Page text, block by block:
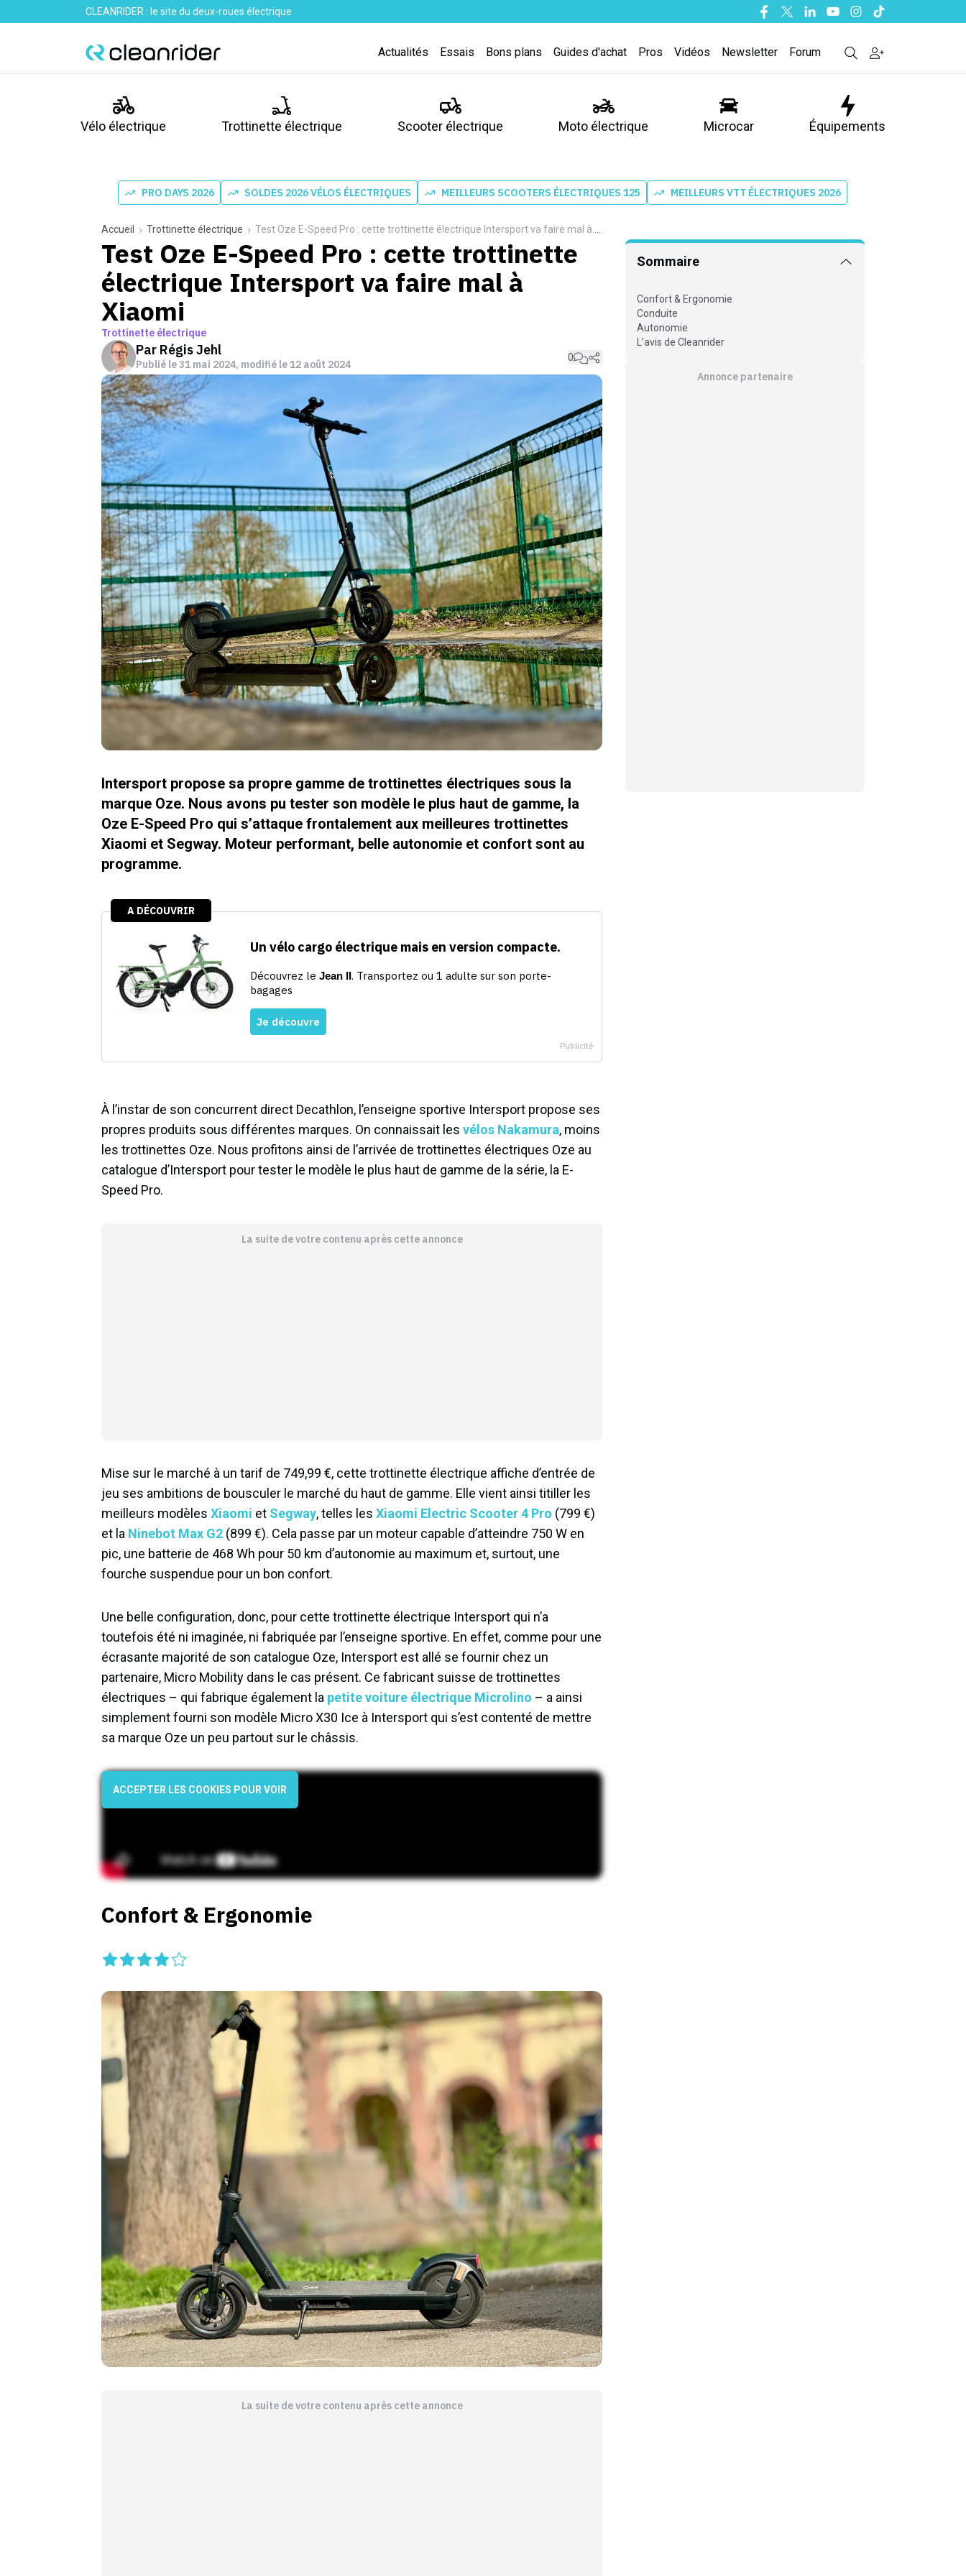
CLEANRIDER : le site du deux-roues électrique Facebook
TwitterLinkedinYoutubeInstagram
Tiktok
Actualités Essais Bons plans Guides d'achat Pros Vidéos Newsletter Forum
Vélo électrique Trottinette électrique Scooter électrique Moto électrique Microcar Équipements
PRO DAYS 2026 SOLDES 2026 VÉLOS ÉLECTRIQUES MEILLEURS SCOOTERS ÉLECTRIQUES 125 MEILLEURS VTT ÉLECTRIQUES 2026
Accueil Trottinette électrique Test Oze E-Speed Pro : cette trottinette électrique Intersport va faire mal à Xiaomi
Test Oze E-Speed Pro : cette trottinette
électrique Intersport va faire mal à
Xiaomi
Trottinette électrique
Par Régis Jehl
Publié le31 mai 2024, modifié le 12 août 2024
0
Intersport propose sa propre gamme de trottinettes électriques sous la
marque Oze. Nous avons pu tester son modèle le plus haut de gamme, la
Oze E-Speed Pro qui s’attaque frontalement aux meilleures trottinettes
Xiaomi et Segway. Moteur performant, belle autonomie et confort sont au
programme.
À l’instar de son concurrent direct Decathlon, l’enseigne sportive Intersport propose ses
propres produits sous différentes marques. On connaissait les vélos Nakamura, moins
les trottinettes Oze. Nous profitons ainsi de l’arrivée de trottinettes électriques Oze au
catalogue d’Intersport pour tester le modèle le plus haut de gamme de la série, la E-
Speed Pro.
La suite de votre contenu après cette annonce
Mise sur le marché à un tarif de 749,99 €, cette trottinette électrique affiche d’entrée de
jeu ses ambitions de bousculer le marché du haut de gamme. Elle vient ainsi titiller les
meilleurs modèles Xiaomi et Segway, telles les Xiaomi Electric Scooter 4 Pro (799 €)
et la Ninebot Max G2 (899 €). Cela passe par un moteur capable d’atteindre 750 W en
pic, une batterie de 468 Wh pour 50 km d’autonomie au maximum et, surtout, une
fourche suspendue pour un bon confort.
Une belle configuration, donc, pour cette trottinette électrique Intersport qui n’a
toutefois été ni imaginée, ni fabriquée par l’enseigne sportive. En effet, comme pour une
écrasante majorité de son catalogue Oze, Intersport est allé se fournir chez un
partenaire, Micro Mobility dans le cas présent. Ce fabricant suisse de trottinettes
électriques – qui fabrique également la petite voiture électrique Microlino – a ainsi
simplement fourni son modèle Micro X30 Ice à Intersport qui s’est contenté de mettre
sa marque Oze un peu partout sur le châssis.
ACCEPTER LES COOKIES POUR VOIR
Confort & Ergonomie
La suite de votre contenu après cette annonce
Sommaire
Confort & Ergonomie
Conduite
Autonomie
L’avis de Cleanrider
Annonce partenaire